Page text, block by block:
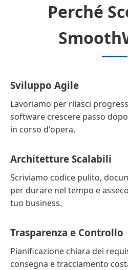
Perché
Sviluppo Agile
Lavoriamo per rilasci
software crescere passo
in corso d'opera.
Architetture Scalabili
Scriviamo codice pulito,
per durare nel tempo e
tuo business.
Trasparenza e Controllo
Pianificazione chiara dei
consegna e tracciamento